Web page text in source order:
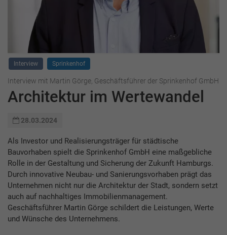
Interview Sprinkenhof
Interview mit Martin Görge, Geschäftsführer der Sprinkenhof GmbH
Architektur im Wertewandel
28.03.2024
Als Investor und Realisierungsträger für städtische
Bauvorhaben spielt die Sprinkenhof GmbH eine maßgebliche
Rolle in der Gestaltung und Sicherung der Zukunft Hamburgs.
Durch innovative Neubau- und Sanierungsvorhaben prägt das
Unternehmen nicht nur die Architektur der Stadt, sondern setzt
auch auf nachhaltiges Immobilienmanagement.
Geschäftsführer Martin Görge schildert die Leistungen, Werte
und Wünsche des Unternehmens.